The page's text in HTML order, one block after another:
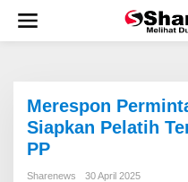
w
Merespon
Siapkan Pelatih
PP
Sharenews
30 April 2025